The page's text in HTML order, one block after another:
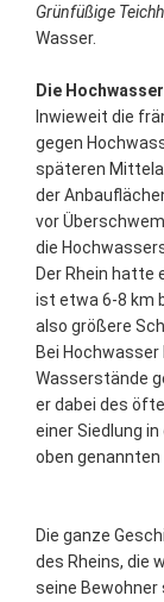
Grünfüßige
Wasser.
Die
Inwieweit die
gegen
späteren
der
vor
die
Der Rhein hatte
ist etwa 6-8 km
also größere
Bei
Wasserstände
er dabei des
einer Siedlung
oben genannten
Die ganze
des Rheins, die
seine Bewohner